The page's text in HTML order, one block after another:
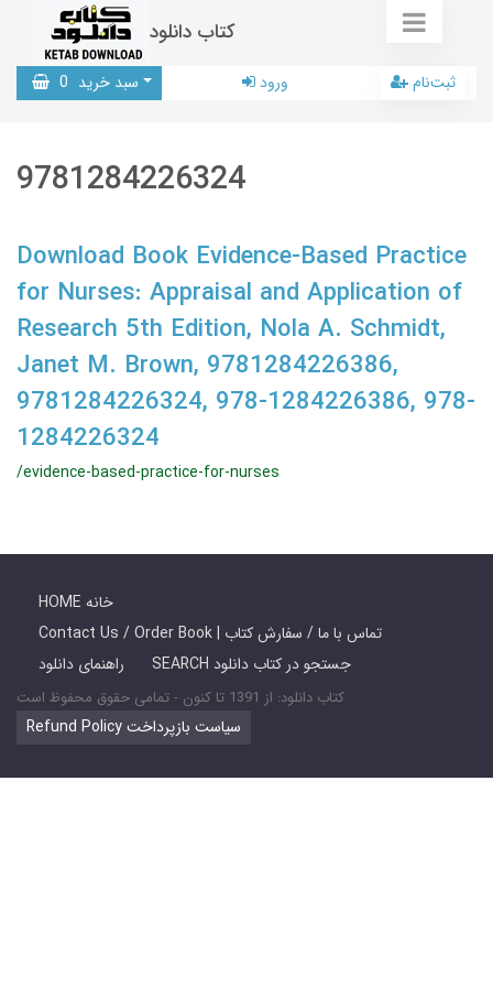
کتاب دانلود
سبد خرید 0 ورود ثبت‌نام
9781284226324
Download Book Evidence-Based Practice
for Nurses: Appraisal and Application of
Research 5th Edition, Nola A. Schmidt,
Janet M. Brown, 9781284226386,
9781284226324, 978-1284226386, 978-
1284226324
/evidence-based-practice-for-nurses
HOME خانه
Contact Us / Order Book | تماس با ما / سفارش کتاب
راهنمای دانلود
SEARCH جستجو در کتاب دانلود
کتاب دانلود: از 1391 تا کنون - تمامی حقوق محفوظ است
Refund Policy سیاست بازپرداخت